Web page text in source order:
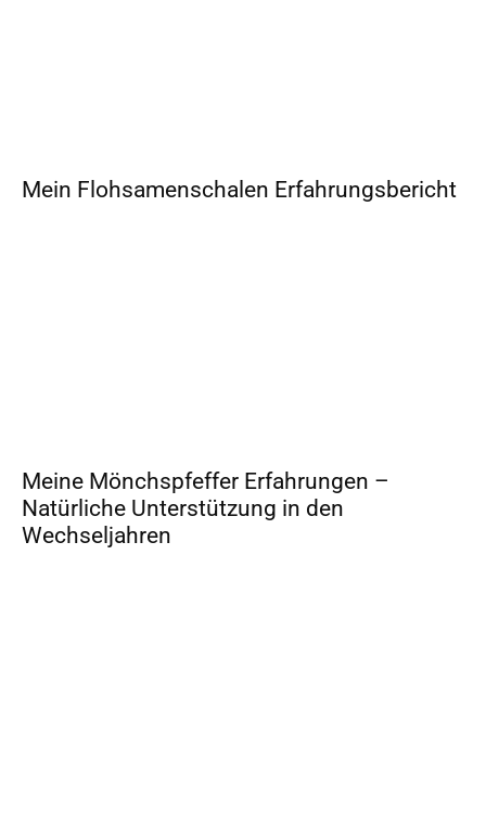
Mein Flohsamenschalen Erfahrungsbericht
Meine Mönchspfeffer Erfahrungen –
Natürliche Unterstützung in den
Wechseljahren